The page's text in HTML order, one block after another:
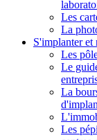
Les
La
S'implanter et
Les
Le
La
Les